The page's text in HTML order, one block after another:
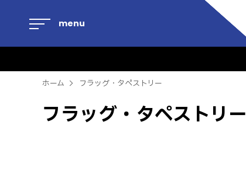
menu
ホーム フラッグ・タペストリー
フラッグ・タペストリー